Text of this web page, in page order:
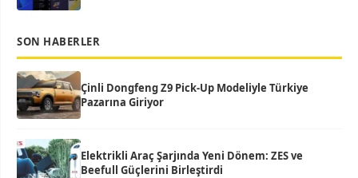
SON HABERLER
Çinli Dongfeng Z9 Pick-Up Modeliyle Türkiye
Pazarına Giriyor
Elektrikli Araç Şarjında Yeni Dönem: ZES ve
Beefull Güçlerini Birleştirdi